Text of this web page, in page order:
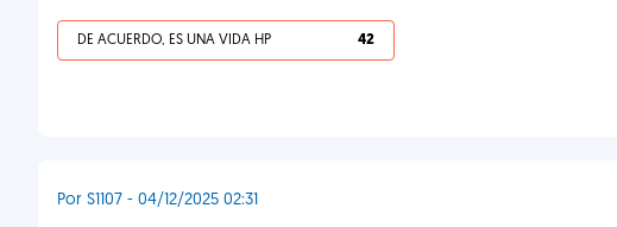
DE ACUERDO, ES UNA VIDA HP 42
Por S1107 - 04/12/2025 02:31